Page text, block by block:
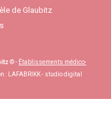
de Glaubitz
© - Établissements médico-
:
LAFABRIKK - studio digital